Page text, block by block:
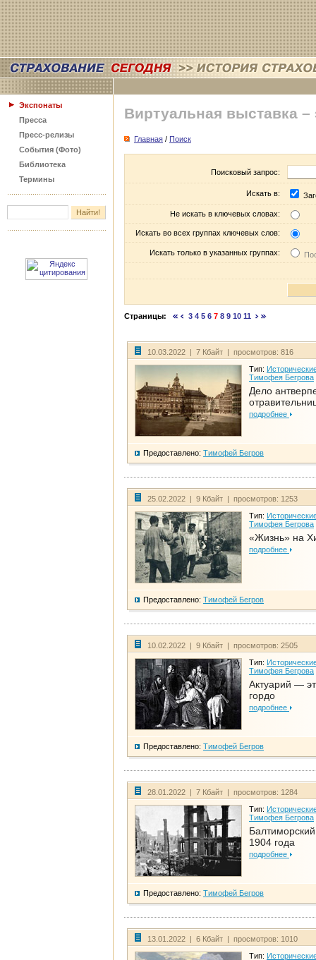
Экспонаты
Пресса
Пресс-релизы
События (Фото)
Библиотека
Термины
Виртуальная выставка –
Главная / Поиск
Поисковый запрос:
Искать в:
Не искать в ключевых словах:
Искать во всех группах ключевых слов:
Искать только в указанных группах:
Страницы: 3 4 5 6 7 8 9 10 11
10.03.2022 | 7 Кбайт | просмотров: 816
Тип:
Тимофея Бегрова
Дело
подробнее
Предоставлено: Тимофей Бегров
25.02.2022 | 9 Кбайт | просмотров: 1253
Тип:
Тимофея Бегрова
«Жизнь» на
подробнее
Предоставлено: Тимофей Бегров
10.02.2022 | 9 Кбайт | просмотров: 2505
Тип:
Тимофея Бегрова
Актуарий —
гордо
подробнее
Предоставлено: Тимофей Бегров
28.01.2022 | 7 Кбайт | просмотров: 1284
Тип:
Тимофея Бегрова
1904 года
подробнее
Предоставлено: Тимофей Бегров
13.01.2022 | 6 Кбайт | просмотров: 1010
Тип: